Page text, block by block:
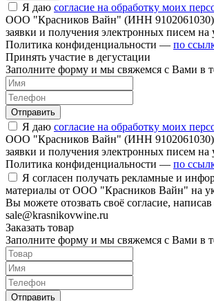
Я даю согласие на обработку моих
ООО "Красников Вайн" (ИНН 9102061030)
заявки и получения электронных писем на
Политика конфиденциальности — по
Принять участие в дегустации
Заполните форму и мы свяжемся с Вами в
Отправить
Я даю согласие на обработку моих
ООО "Красников Вайн" (ИНН 9102061030)
заявки и получения электронных писем на
Политика конфиденциальности — по
Я согласен получать рекламные и
материалы от ООО "Красников Вайн" на
Вы можете отозвать своё согласие,
sale@krasnikovwine.ru
Заказать товар
Заполните форму и мы свяжемся с Вами в
Отправить